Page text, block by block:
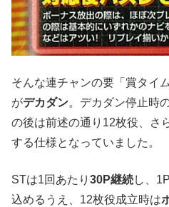
そんな連チャンの要「賞タイ
がデカダン。デカダン停止時
の後は前述の通り12枚役、さ
する仕様となっていました。
STは1回あたり 30P継続し、
込めるうえ、12枚役成立時は